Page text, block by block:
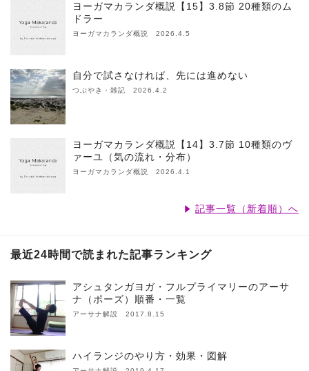
ヨーガマカランダ概説【15】3.8節 20種類のム
ドラー
ヨーガマカランダ概説 2026.4.5
自分で試さなければ、先には進めない
つぶやき・雑記 2026.4.2
ヨーガマカランダ概説【14】3.7節 10種類のヴ
ァーユ（気の流れ・分布）
ヨーガマカランダ概説 2026.4.1
記事一覧（新着順）へ
最近24時間で読まれた記事ランキング
アシュタンガヨガ・フルプライマリーのアーサ
ナ（ポーズ）順番・一覧
アーサナ解説 2017.8.15
ハイランジのやり方・効果・図解